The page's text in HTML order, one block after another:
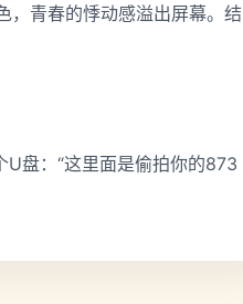
，青春的悸动感溢出屏幕。结
盘：“这里面是偷拍你的873